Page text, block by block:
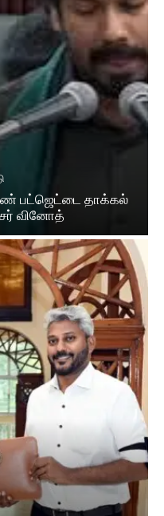
பட்​ஜெட்டை தாக்கல்
வினோத்